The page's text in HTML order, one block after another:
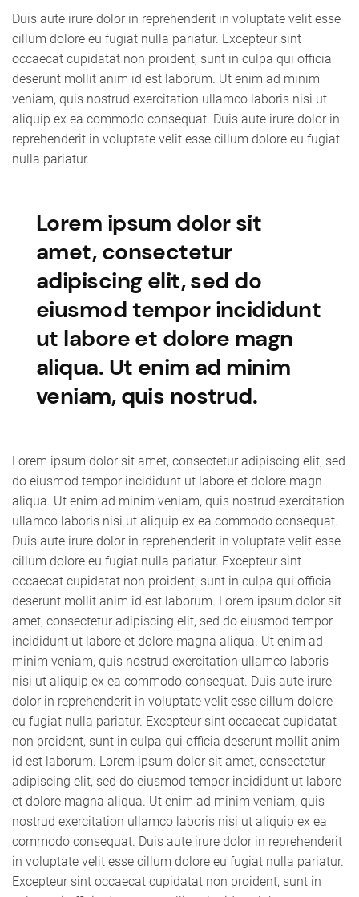
Duis aute irure dolor in reprehenderit in voluptate velit esse
cillum dolore eu fugiat nulla pariatur. Excepteur sint
occaecat cupidatat non proident, sunt in culpa qui officia
deserunt mollit anim id est laborum. Ut enim ad minim
veniam, quis nostrud exercitation ullamco laboris nisi ut
aliquip ex ea commodo consequat. Duis aute irure dolor in
reprehenderit in voluptate velit esse cillum dolore eu fugiat
nulla pariatur.
Lorem ipsum dolor sit
amet, consectetur
adipiscing elit, sed do
eiusmod tempor incididunt
ut labore et dolore magn
aliqua. Ut enim ad minim
veniam, quis nostrud.
Lorem ipsum dolor sit amet, consectetur adipiscing elit, sed
do eiusmod tempor incididunt ut labore et dolore magn
aliqua. Ut enim ad minim veniam, quis nostrud exercitation
ullamco laboris nisi ut aliquip ex ea commodo consequat.
Duis aute irure dolor in reprehenderit in voluptate velit esse
cillum dolore eu fugiat nulla pariatur. Excepteur sint
occaecat cupidatat non proident, sunt in culpa qui officia
deserunt mollit anim id est laborum. Lorem ipsum dolor sit
amet, consectetur adipiscing elit, sed do eiusmod tempor
incididunt ut labore et dolore magna aliqua. Ut enim ad
minim veniam, quis nostrud exercitation ullamco laboris
nisi ut aliquip ex ea commodo consequat. Duis aute irure
dolor in reprehenderit in voluptate velit esse cillum dolore
eu fugiat nulla pariatur. Excepteur sint occaecat cupidatat
non proident, sunt in culpa qui officia deserunt mollit anim
id est laborum. Lorem ipsum dolor sit amet, consectetur
adipiscing elit, sed do eiusmod tempor incididunt ut labore
et dolore magna aliqua. Ut enim ad minim veniam, quis
nostrud exercitation ullamco laboris nisi ut aliquip ex ea
commodo consequat. Duis aute irure dolor in reprehenderit
in voluptate velit esse cillum dolore eu fugiat nulla pariatur.
Excepteur sint occaecat cupidatat non proident, sunt in